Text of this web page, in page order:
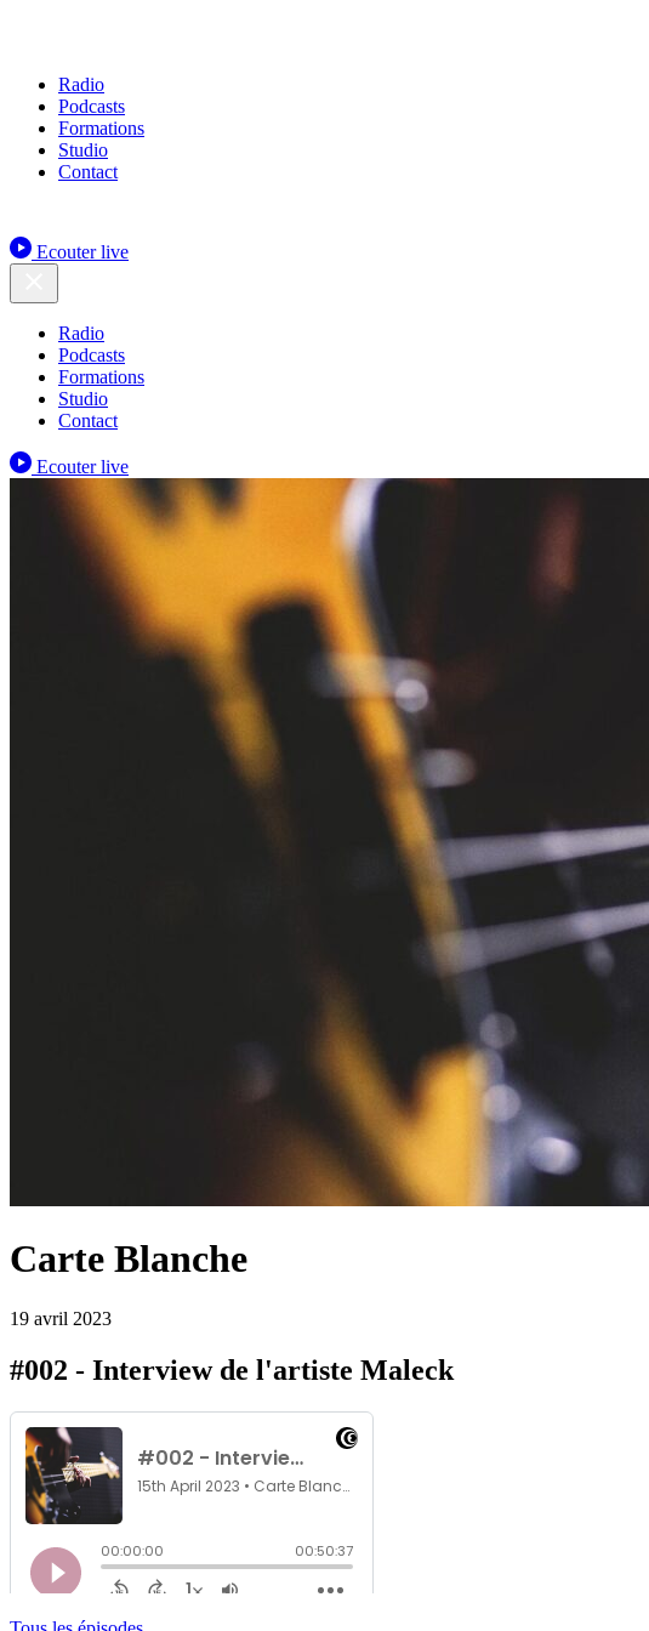
Radio
Podcasts
Formations
Studio
Contact
Ecouter live
Radio
Podcasts
Formations
Studio
Contact
Ecouter live
Carte Blanche
19 avril 2023
#002 - Interview de l'artiste Maleck